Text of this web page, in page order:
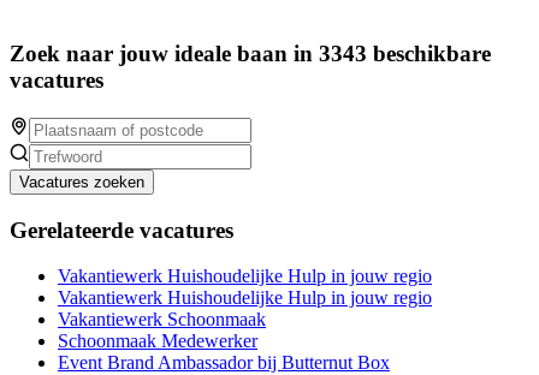
Zoek naar jouw ideale baan in 3343 beschikbare
vacatures
Vacatures zoeken
Gerelateerde vacatures
Vakantiewerk Huishoudelijke Hulp in jouw regio
Vakantiewerk Huishoudelijke Hulp in jouw regio
Vakantiewerk Schoonmaak
Schoonmaak Medewerker
Event Brand Ambassador bij Butternut Box